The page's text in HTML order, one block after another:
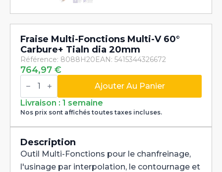
Fraise Multi-Fonctions Multi-V 60°
Carbure+ Tialn dia 20mm
Référence: 8088H20EAN: 5415344326672
764,97 €
quantité
de
Multi-
Fonctions
Multi-
V
Carbure+
Tialn
dia
20mm
Ajouter Au Panier
Livraison : 1 semaine
Nos prix sont affichés toutes taxes incluses.
Description
Outil Multi-Fonctions pour le chanfreinage,
l'usinage par interpolation, le contournage et